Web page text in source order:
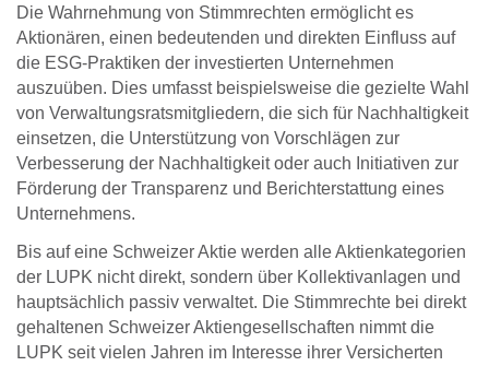
Die Wahrnehmung von Stimmrechten ermöglicht es
Aktionären, einen bedeutenden und direkten Ein­fluss auf
die ESG-Praktiken der investierten Unter­nehmen
auszuüben. Dies umfasst beispielsweise die gezielte Wahl
von Verwaltungsratsmitgliedern, die sich für Nachhaltigkeit
einsetzen, die Unterstützung von Vorschlägen zur
Verbesserung der Nachhaltigkeit oder auch Initiativen zur
Förderung der Transparenz und Berichterstattung eines
Unternehmens.
Bis auf eine Schweizer Aktie werden alle Aktien­kategorien
der LUPK nicht direkt, sondern über Kollektivanlagen und
hauptsächlich passiv verwaltet. Die Stimmrechte bei direkt
gehaltenen Schweizer Akti­engesellschaften nimmt die
LUPK seit vielen Jahren im Interesse ihrer Versicherten